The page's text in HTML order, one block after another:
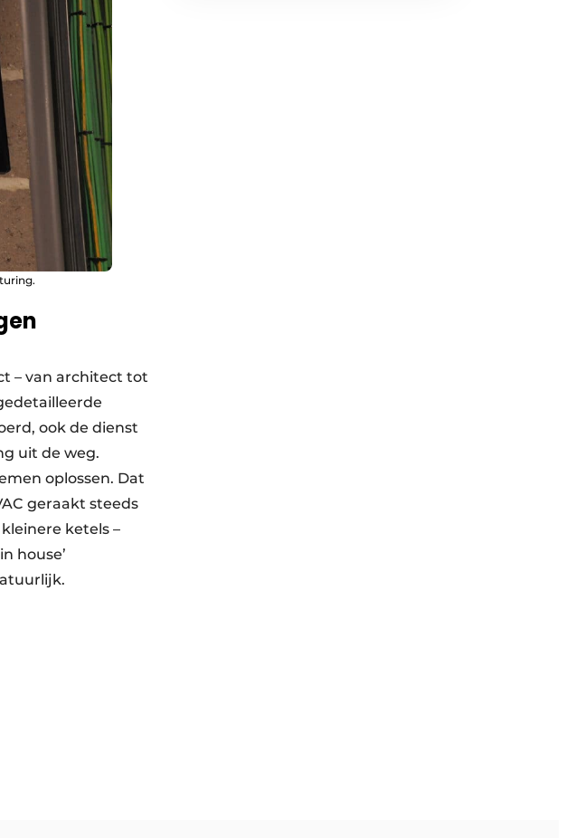
– van architect tot
ook de dienst
uit de weg.
oplossen. Dat
geraakt steeds
ketels –
house’